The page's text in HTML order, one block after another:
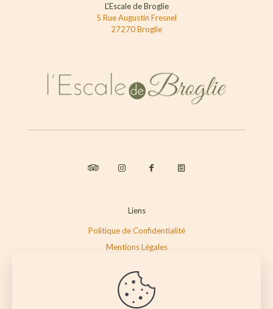
L'Escale de Broglie
5 Rue Augustin Fresnel
27270 Broglie
Liens
Politique de Confidentialité
Mentions Légales
CGV